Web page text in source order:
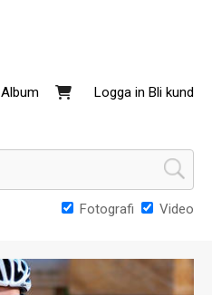
Logga in Bli kund
Album
Fotografi Video